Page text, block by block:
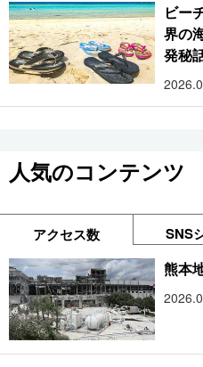
ビー
界の
発秘
人気のコンテンツ
アクセス数 SNS
熊本